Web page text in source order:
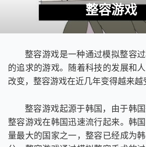
整容游戏
整容游戏是一种通过模拟整容
的追求的游戏。随着科技的发展和
改变，整容游戏在近几年变得越来越
整容游戏起源于韩国，由于韩国
整容游戏在韩国迅速流行起来。韩
量最大的国家之一，整容已经成为